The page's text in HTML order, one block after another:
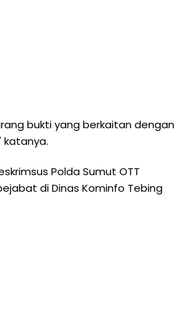
bukti yang berkaitan dengan
katanya.
Polda Sumut OTT
di Dinas Kominfo Tebing